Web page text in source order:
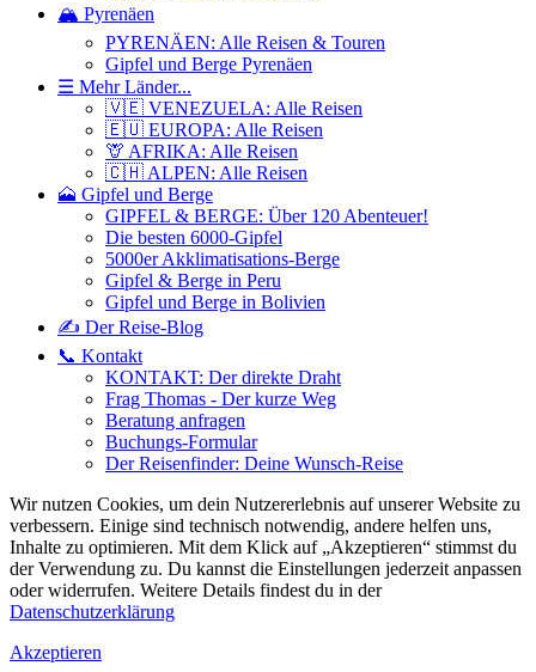
🏔️ Pyrenäen
PYRENÄEN: Alle Reisen & Touren
Gipfel und Berge Pyrenäen
☰ Mehr Länder...
🇻🇪 VENEZUELA: Alle Reisen
🇪🇺 EUROPA: Alle Reisen
🦒 AFRIKA: Alle Reisen
🇨🇭 ALPEN: Alle Reisen
🗻 Gipfel und Berge
GIPFEL & BERGE: Über 120 Abenteuer!
Die besten 6000-Gipfel
5000er Akklimatisations-Berge
Gipfel & Berge in Peru
Gipfel und Berge in Bolivien
✍️ Der Reise-Blog
📞 Kontakt
KONTAKT: Der direkte Draht
Frag Thomas - Der kurze Weg
Beratung anfragen
Buchungs-Formular
Der Reisenfinder: Deine Wunsch-Reise
Wir nutzen Cookies, um dein Nutzererlebnis auf unserer Website zu
verbessern. Einige sind technisch notwendig, andere helfen uns,
Inhalte zu optimieren. Mit dem Klick auf „Akzeptieren“ stimmst du
der Verwendung zu. Du kannst die Einstellungen jederzeit anpassen
oder widerrufen. Weitere Details findest du in der
Datenschutzerklärung
Akzeptieren